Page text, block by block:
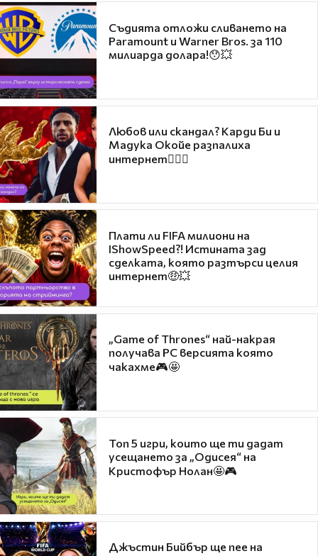
Съдията отложи сливането на
Paramount и Warner Bros. за 110
милиарда долара!😯💥
Любов или скандал? Карди Би и
Мадука Окойе разпалиха
интернет❤️‍🔥🔥
Плати ли FIFA милиони на
IShowSpeed?! Истината зад
сделката, която разтърси целия
интернет🤑💥
„Game of Thrones“ най-накрая
получава PC версията която
чакахме🎮🤩
Топ 5 игри, които ще ти дадат
усещането за „Одисея“ на
Кристофър Нолан🤩🎮
Джъстин Бийбър ще пее на